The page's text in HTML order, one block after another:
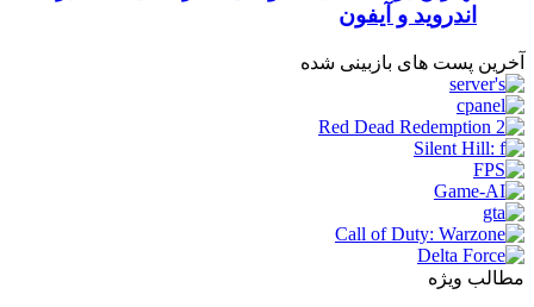
اندروید و آیفون
آخرین پست های بازبینی شده
مطالب ویژه